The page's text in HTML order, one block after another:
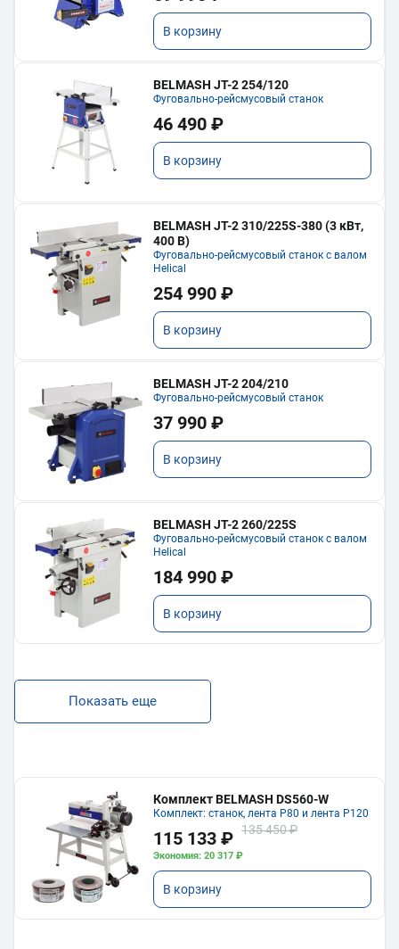
В корзину
BELMASH JT-2 254/120
Фуговально-рейсмусовый станок
46 490 ₽
В корзину
BELMASH JT-2 310/225S-380 (3 кВт,
400 В)
Фуговально-рейсмусовый станок с валом
Helical
254 990 ₽
В корзину
BELMASH JT-2 204/210
Фуговально-рейсмусовый станок
37 990 ₽
В корзину
BELMASH JT-2 260/225S
Фуговально-рейсмусовый станок с валом
Helical
184 990 ₽
В корзину
Показать еще
Комплект BELMASH DS560-W
Комплект: станок, лента P80 и лента P120
115 133 ₽ 135 450 ₽
Экономия: 20 317 ₽
В корзину